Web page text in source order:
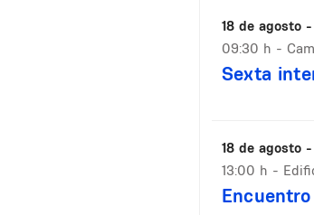
18 de agosto
09:30 h -
Sexta
18 de agosto
13:00 h -